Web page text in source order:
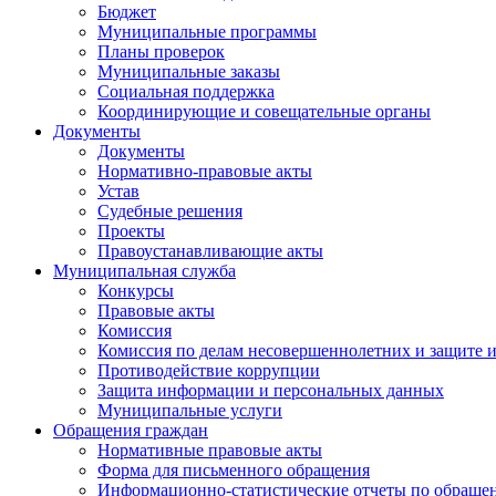
Бюджет
Муниципальные программы
Планы проверок
Муниципальные заказы
Социальная поддержка
Координирующие и совещательные органы
Документы
Документы
Нормативно-правовые акты
Устав
Судебные решения
Проекты
Правоустанавливающие акты
Муниципальная служба
Конкурсы
Правовые акты
Комиссия
Комиссия по делам несовершеннолетних и защите
Противодействие коррупции
Защита информации и персональных данных
Муниципальные услуги
Обращения граждан
Нормативные правовые акты
Форма для письменного обращения
Информационно-статистические отчеты по